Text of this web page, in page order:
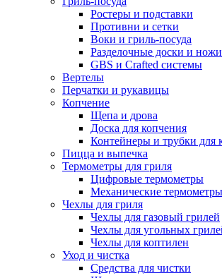
Ростеры и подставки
Противни и сетки
Воки и гриль-посуда
Разделочные доски и ножи
GBS и Crafted системы
Вертелы
Перчатки и рукавицы
Копчение
Щепа и дрова
Доска для копчения
Контейнеры и трубки для
Пицца и выпечка
Термометры для гриля
Цифровые термометры
Механические термометры
Чехлы для гриля
Чехлы для газовый грилей
Чехлы для угольных
Чехлы для коптилен
Уход и чистка
Средства для чистки